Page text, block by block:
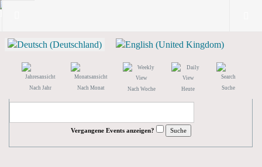
Nach Jahr Nach Monat Nach Woche Heute Suche
Vergangene Events anzeigen?